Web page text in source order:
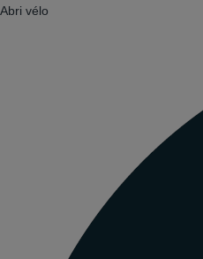
Abri vélo